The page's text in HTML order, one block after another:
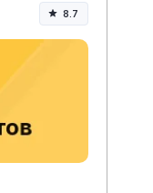
8.7